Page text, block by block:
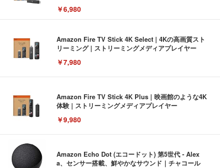
￥6,980
Amazon Fire TV Stick 4K Select | 4Kの高画質スト
リーミング | ストリーミングメディアプレイヤー
￥7,980
Amazon Fire TV Stick 4K Plus | 映画館のような4K
体験 | ストリーミングメディアプレイヤー
￥9,980
Amazon Echo Dot (エコードット) 第5世代 - Alex
a、センサー搭載、鮮やかなサウンド｜チャコール